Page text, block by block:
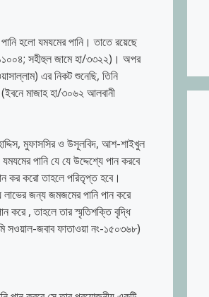
সহীহুল জামে হা/৩৩২২)। অপর
এর নিকট শুনেছি, তিনি
মুফাসসির ও উসূলবিদ, আশ-শাইখুল
পানি যে যে উদ্দেশ্যে পান করবে
কর করো তাহলে পরিতৃপ্ত হবে।
জন্য জমজমের পানি পান করে
করে , তাহলে তার স্মৃতিশক্তি বৃদ্ধি
সওয়াল-জবাব ফাতাওয়া নং-১৫০৩৬৮)